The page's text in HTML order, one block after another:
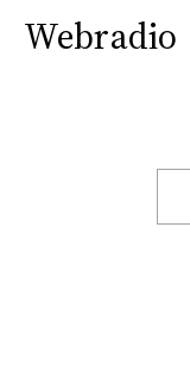
Webradio